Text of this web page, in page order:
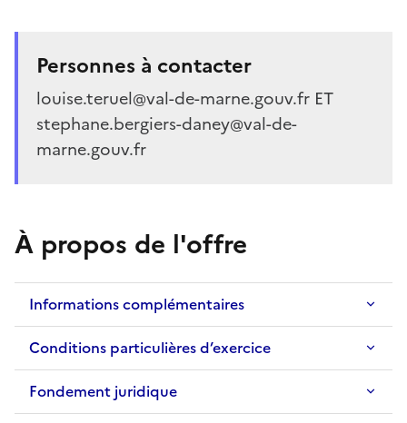
Personnes à contacter
louise.teruel@val-de-marne.gouv.fr ET
stephane.bergiers-daney@val-de-
marne.gouv.fr
À propos de l'offre
Informations complémentaires
Conditions particulières d’exercice
Fondement juridique